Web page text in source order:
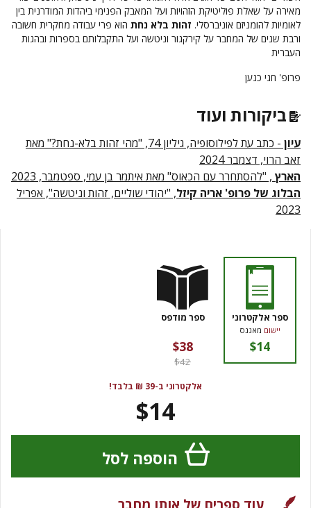
מאירה על שאלת פוליטיקת הזהויות ועל המאבק הפנימי ביהדות המודרנית בין
לאומיות להומניזם אוניברסלי. זהות בלא נחת הוא פרי עבודה מחקרית חשובה
ורבת שנים של המחבר על קירקגור וניטשה ועל התקבלותם בספרות ובהגות
העברית
פרופ' חגי כנען
ביקורות ועוד
עיון
- כתב עת לפילוסופיה, גיליון 74, "מהי זהות בלא-נחת?" מאת
זאב הרוי, דצמבר 2024
הארץ , "להסתחרר עם הכאוס" מאת איתמר בן עמי, ספטמבר, 2023
הבלוג של פרופ' אריה קיזל, "יהודי שוליים, זהות וניטשה", אפריל
2023
ספר אלקטרוני
יישום מאגנס
$14
ספר מודפס
$38
$42
אלקטרוני ב-39 ₪ בלבד!
$14
הוספה לסל
עוד ספרים של אותו מחבר